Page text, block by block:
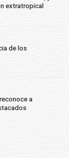
extratropical
de los
a